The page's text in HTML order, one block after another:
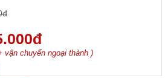
vận chuyển ngoại thành )